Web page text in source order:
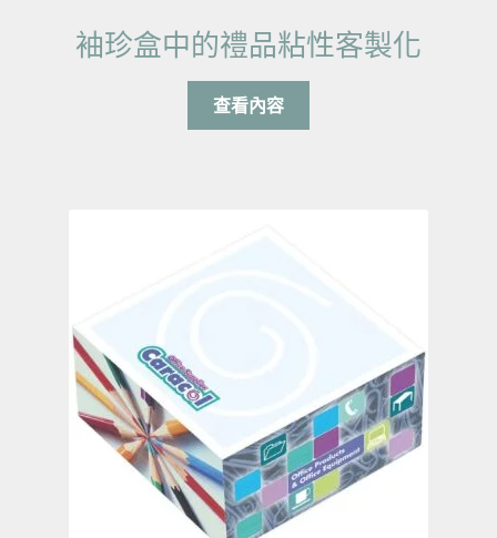
袖珍盒中的禮品粘性客製化
查看內容